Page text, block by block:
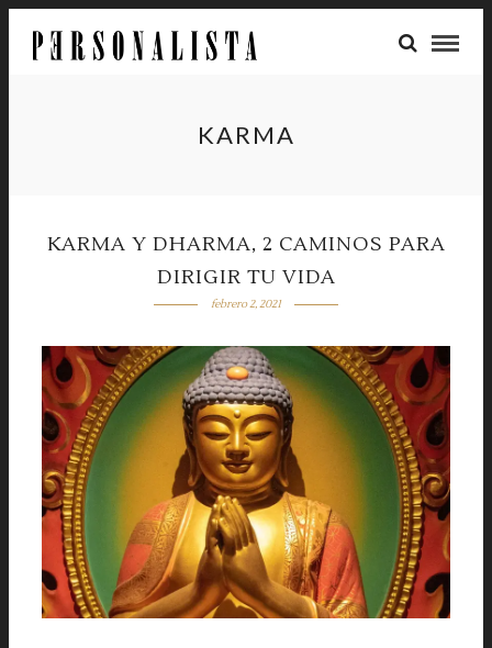
KARMA
KARMA Y DHARMA, 2 CAMINOS PARA
DIRIGIR TU VIDA
febrero 2, 2021